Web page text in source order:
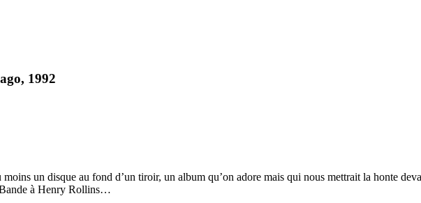
1992
un disque au fond d’un tiroir, un album qu’on adore mais qui nous mettrait la honte
à Henry Rollins…